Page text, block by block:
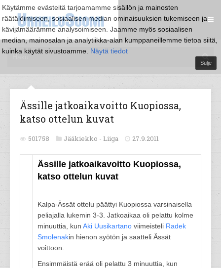
Käytämme evästeitä tarjoamamme sisällön ja mainosten
räätälöimiseen, sosiaalisen median ominaisuuksien tukemiseen ja
kävijämäärämme analysoimiseen. Jaamme myös sosiaalisen
median, mainosalan ja analytiikka-alan kumppaneillemme tietoa siitä,
kuinka käytät sivustoamme. Näytä tiedot
Sulje
Ässille jatkoaikavoitto Kuopiossa,
katso ottelun kuvat
501758 Jääkiekko - Liiga 27.9.2011
Ässille jatkoaikavoitto Kuopiossa,
katso ottelun kuvat
Kalpa-Ässät ottelu päättyi Kuopiossa varsinaisella
peliajalla lukemin 3-3. Jatkoaikaa oli pelattu kolme
minuuttia, kun Aki Uusikartano viimeisteli Radek
Smolenakin hienon syötön ja saatteli Ässät
voittoon.
Ensimmäistä erää oli pelattu 3 minuuttia, kun